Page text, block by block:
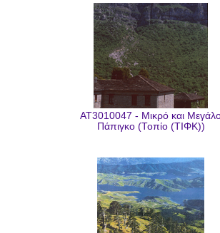
AT3010047 - Μικρό και
Πάπιγκο (Τοπίο (ΤΙΦΚ))